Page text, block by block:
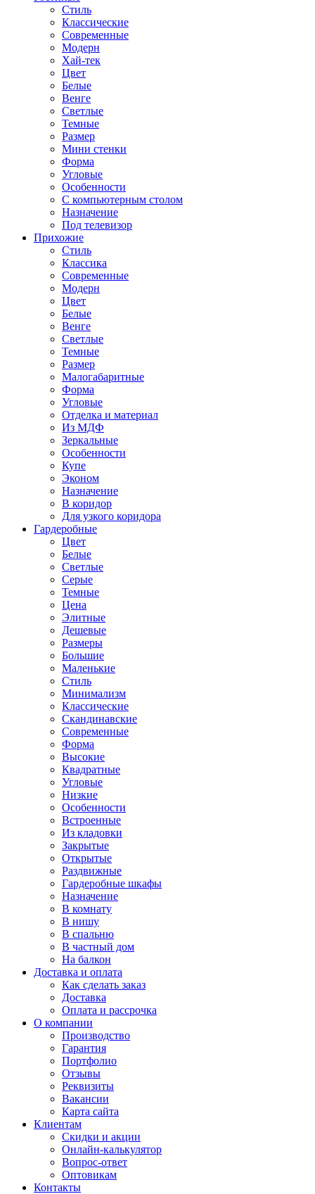
Стиль
Классические
Современные
Модерн
Хай-тек
Цвет
Белые
Венге
Светлые
Темные
Размер
Мини стенки
Форма
Угловые
Особенности
С компьютерным столом
Назначение
Под телевизор
Прихожие
Стиль
Классика
Современные
Модерн
Цвет
Белые
Венге
Светлые
Темные
Размер
Малогабаритные
Форма
Угловые
Отделка и материал
Из МДФ
Зеркальные
Особенности
Купе
Эконом
Назначение
В коридор
Для узкого коридора
Гардеробные
Цвет
Белые
Светлые
Серые
Темные
Цена
Элитные
Дешевые
Размеры
Большие
Маленькие
Стиль
Минимализм
Классические
Скандинавские
Современные
Форма
Высокие
Квадратные
Угловые
Низкие
Особенности
Встроенные
Из кладовки
Закрытые
Открытые
Раздвижные
Гардеробные шкафы
Назначение
В комнату
В нишу
В спальню
В частный дом
На балкон
Доставка и оплата
Как сделать заказ
Доставка
Оплата и рассрочка
О компании
Производство
Гарантия
Портфолио
Отзывы
Реквизиты
Вакансии
Карта сайта
Клиентам
Скидки и акции
Онлайн-калькулятор
Вопрос-ответ
Оптовикам
Контакты